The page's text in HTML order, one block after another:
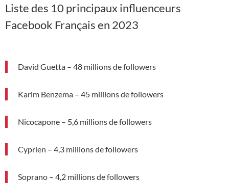
Liste des 10 principaux influenceurs
Facebook Français en 2023
David Guetta – 48 millions de followers
Karim Benzema – 45 millions de followers
Nicocapone – 5,6 millions de followers
Cyprien – 4,3 millions de followers
Soprano – 4,2 millions de followers